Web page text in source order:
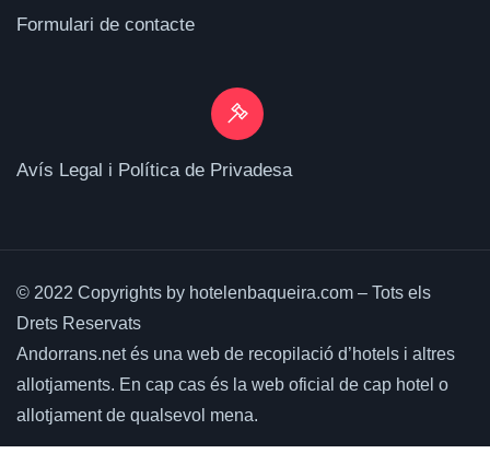
Formulari de contacte
Avís Legal i Política de Privadesa
© 2022 Copyrights by hotelenbaqueira.com – Tots els
Drets Reservats
Andorrans.net és una web de recopilació d’hotels i altres
allotjaments. En cap cas és la web oficial de cap hotel o
allotjament de qualsevol mena.